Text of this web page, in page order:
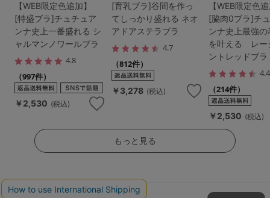
【WEB限定色追加】
[特盛ブラ]チュチュア
ンナ史上一番盛れる シ
ャルマンノワールブラ
4.8
（997件）
￥2,530 (税込)
[育乳ブラ]谷間を作っ
てしっかり盛れる ネオ
アドアステラブラ
4.7
（812件）
￥3,278 (税込)
【WEB限定色
[脇肉0ブラ]チ
ンナ史上最強
を叶える レー
ントレッドブラ
4.4
（214件）
￥2,530 (税込)
もっと見る